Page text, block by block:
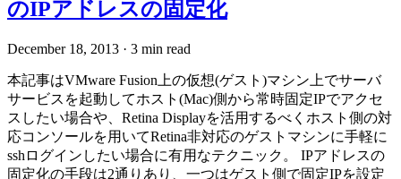
のIPアドレスの固定化
December 18, 2013 · 3 min read
本記事はVMware Fusion上の仮想(ゲスト)マシン上でサーバ
サービスを起動してホスト(Mac)側から常時固定IPでアクセ
スしたい場合や、Retina Displayを活用するべくホスト側の対
応コンソールを用いてRetina非対応のゲストマシンに手軽に
sshログインしたい場合に有用なテクニック。 IPアドレスの
固定化の手段は2通りあり、一つはゲスト側で固定IPを設定